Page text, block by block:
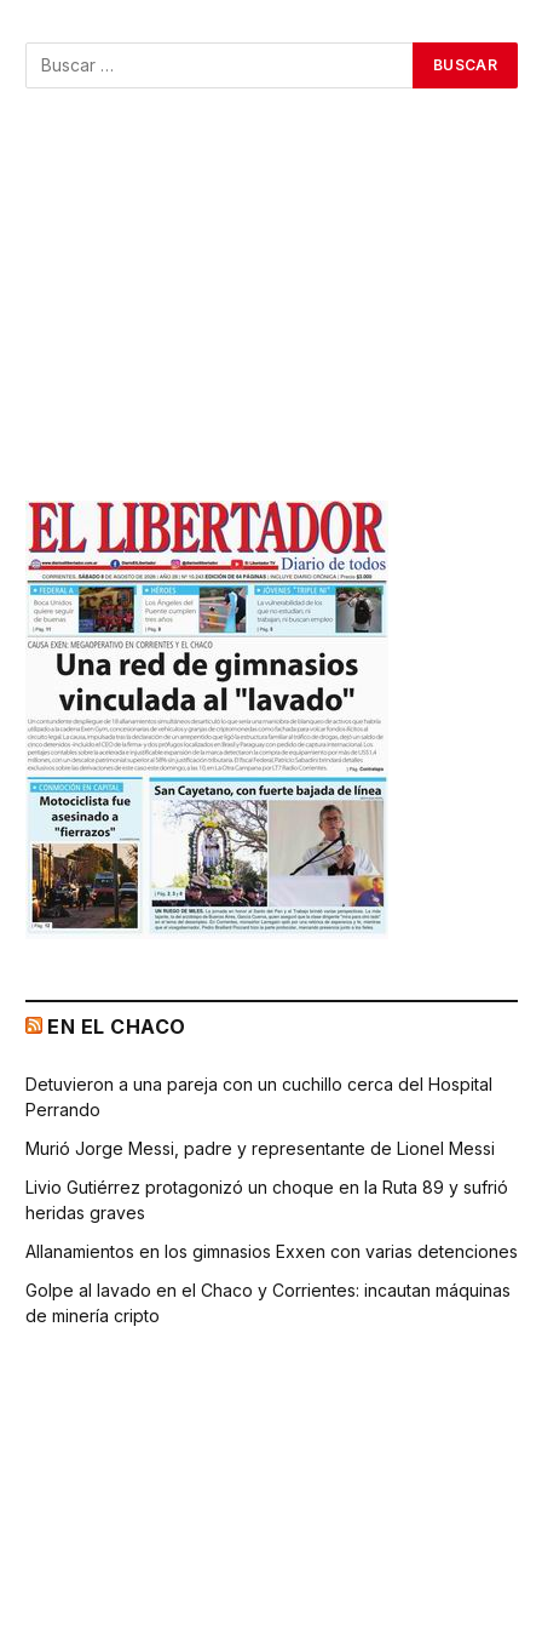
EN EL CHACO
Detuvieron a una pareja con un cuchillo cerca del Hospital
Perrando
Murió Jorge Messi, padre y representante de Lionel Messi
Livio Gutiérrez protagonizó un choque en la Ruta 89 y sufrió
heridas graves
Allanamientos en los gimnasios Exxen con varias detenciones
Golpe al lavado en el Chaco y Corrientes: incautan máquinas
de minería cripto